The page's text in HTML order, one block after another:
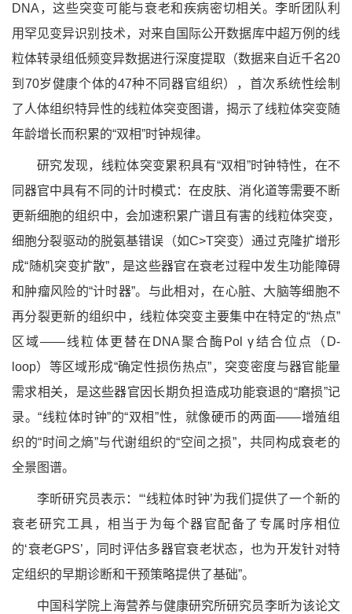
DNA，这些突变可能与衰老和疾病密切相关。李昕团队利
用罕见变异识别技术，对来自国际公开数据库中超万例的线
粒体转录组低频变异数据进行深度提取（数据来自近千名20
到70岁健康个体的47种不同器官组织），首次系统性绘制
了人体组织特异性的线粒体突变图谱，揭示了线粒体突变随
年龄增长而积累的“双相”时钟规律。
研究发现，线粒体突变累积具有“双相”时钟特性，在不
同器官中具有不同的计时模式：在皮肤、消化道等需要不断
更新细胞的组织中，会加速积累广谱且有害的线粒体突变，
细胞分裂驱动的脱氨基错误（如C>T突变）通过克隆扩增形
成“随机突变扩散”，是这些器官在衰老过程中发生功能障碍
和肿瘤风险的“计时器”。与此相对，在心脏、大脑等细胞不
再分裂更新的组织中，线粒体突变主要集中在特定的“热点”
区域——线粒体更替在DNA聚合酶Pol γ结合位点（D-
loop）等区域形成“确定性损伤热点”，突变密度与器官能量
需求相关，是这些器官因长期负担造成功能衰退的“磨损”记
录。“线粒体时钟”的“双相”性，就像硬币的两面——增殖组
织的“时间之熵”与代谢组织的“空间之损”，共同构成衰老的
全景图谱。
李昕研究员表示：“‘线粒体时钟’为我们提供了一个新的
衰老研究工具，相当于为每个器官配备了专属时序相位
的‘衰老GPS’，同时评估多器官衰老状态，也为开发针对特
定组织的早期诊断和干预策略提供了基础”。
中国科学院上海营养与健康研究所研究员李昕为该论文